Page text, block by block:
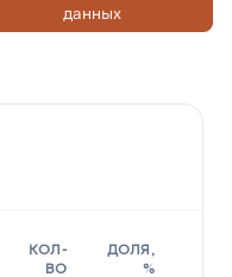
данных
КОЛ-
ВО
ДОЛЯ,
%